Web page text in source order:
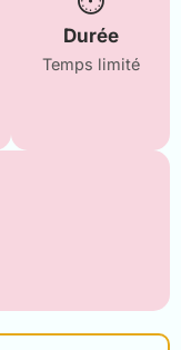
Durée
Temps limité